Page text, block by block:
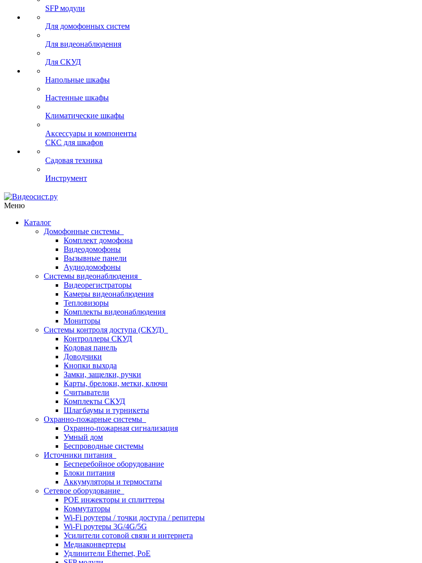
SFP модули
Для домофонных систем
Для видеонаблюдения
Для СКУД
Напольные шкафы
Настенные шкафы
Климатические шкафы
Аксессуары и компоненты
СКС для шкафов
Садовая техника
Инструмент
Меню
Каталог
Домофонные системы
Комплект домофона
Видеодомофоны
Вызывные панели
Аудиодомофоны
Системы видеонаблюдения
Видеорегистраторы
Камеры видеонаблюдения
Тепловизоры
Комплекты видеонаблюдения
Мониторы
Системы контроля доступа (СКУД)
Контроллеры СКУД
Кодовая панель
Доводчики
Кнопки выхода
Замки, защелки, ручки
Карты, брелоки, метки, ключи
Считыватели
Комплекты СКУД
Шлагбаумы и турникеты
Охранно-пожарные системы
Охранно-пожарная сигнализация
Умный дом
Беспроводные системы
Источники питания
Бесперебойное оборудование
Блоки питания
Аккумуляторы и термостаты
Сетевое оборудование
POE инжекторы и сплиттеры
Коммутаторы
Wi-Fi роутеры / точки доступа / репитеры
Wi-Fi роутеры 3G/4G/5G
Усилители сотовой связи и интернета
Медиаконвертеры
Удлинители Ethernet, PoE